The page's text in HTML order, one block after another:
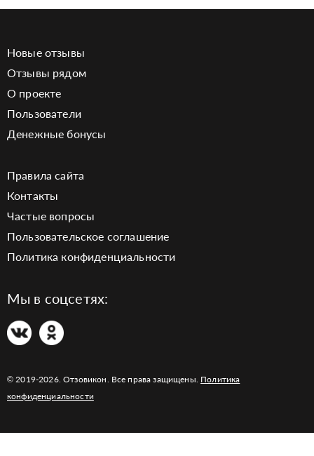
Новые отзывы
Отзывы рядом
О проекте
Пользователи
Денежные бонусы
Правила сайта
Контакты
Частые вопросы
Пользовательское соглашение
Политика конфиденциальности
Мы в соцсетях:
© 2019-2026. Отзовикон. Все права защищены. Политика
конфиденциальности